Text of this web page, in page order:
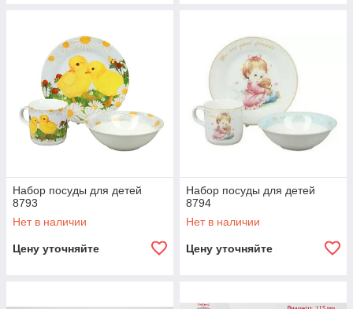
Набор посуды для детей
8793
Нет в наличии
Цену уточняйте
Набор посуды для детей
8794
Нет в наличии
Цену уточняйте